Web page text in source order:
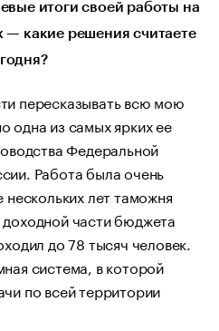
итоги своей работы на
— какие решения считаете
пересказывать всю мою
одна из самых ярких ее
Федеральной
Работа была очень
нескольких лет таможня
части бюджета
до 78 тысяч человек.
система, в которой
по всей территории